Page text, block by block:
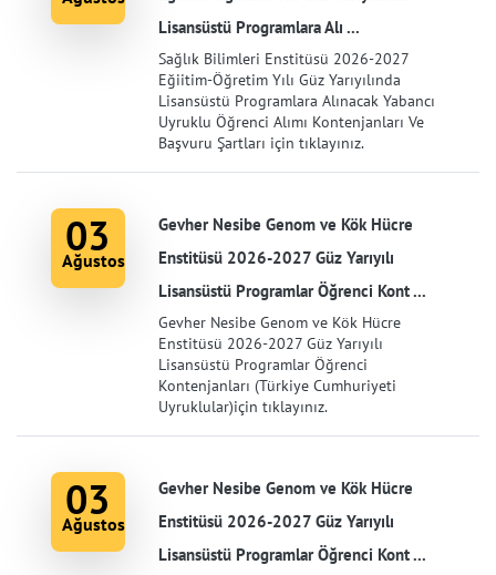
Lisansüstü Programlara Alı ...
Sağlık Bilimleri Enstitüsü 2026-2027
Eğiitim-Öğretim Yılı Güz Yarıyılında
Lisansüstü Programlara Alınacak Yabancı
Uyruklu Öğrenci Alımı Kontenjanları Ve
Başvuru Şartları için tıklayınız.
03
Ağustos
Gevher Nesibe Genom ve Kök Hücre
Enstitüsü 2026-2027 Güz Yarıyılı
Lisansüstü Programlar Öğrenci Kont ...
Gevher Nesibe Genom ve Kök Hücre
Enstitüsü 2026-2027 Güz Yarıyılı
Lisansüstü Programlar Öğrenci
Kontenjanları (Türkiye Cumhuriyeti
Uyruklular)için tıklayınız.
03
Ağustos
Gevher Nesibe Genom ve Kök Hücre
Enstitüsü 2026-2027 Güz Yarıyılı
Lisansüstü Programlar Öğrenci Kont ...